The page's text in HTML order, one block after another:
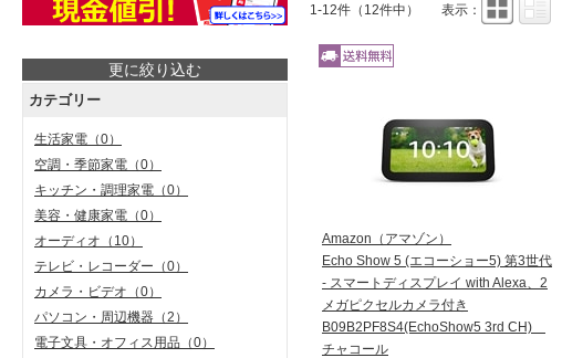
更に絞り込む
カテゴリー
生活家電 （0）
空調・季節家電 （0）
キッチン・調理家電 （0）
美容・健康家電 （0）
オーディオ （10）
テレビ・レコーダー （0）
カメラ・ビデオ （0）
パソコン・周辺機器 （2）
電子文具・オフィス用品 （0）
1-12件（12件中） 表示：
Amazon（アマゾン）
Echo Show 5 (エコーショー5) 第3世代
- スマートディスプレイ with Alexa、2
メガピクセルカメラ付き
B09B2PF8S4(EchoShow5 3rd CH)
チャコール